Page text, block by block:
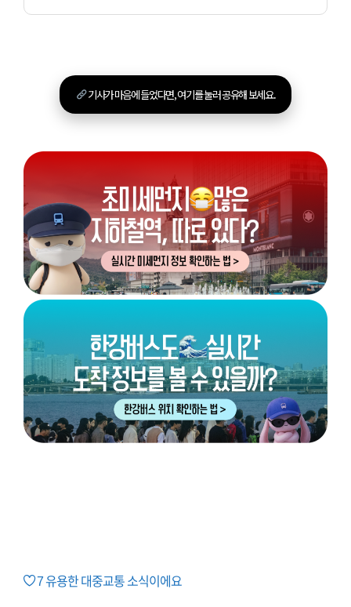
기사가 마음에 들었다면, 여기를 눌러 공유해 보세요.
7유용한 대중교통 소식이에요